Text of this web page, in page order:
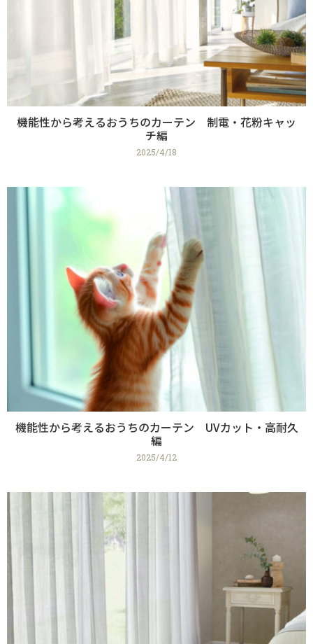
機能性から考えるおうちのカーテン 制電・花粉キャッ
チ編
2025/4/18
機能性から考えるおうちのカーテン UVカット・高耐久
編
2025/4/12